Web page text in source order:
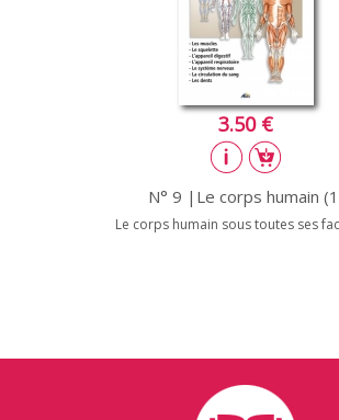
3.50 €
N° 9 |Le corps humain
Le corps humain sous toutes ses